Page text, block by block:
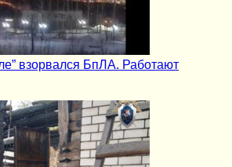
взорвался БпЛА. Работают